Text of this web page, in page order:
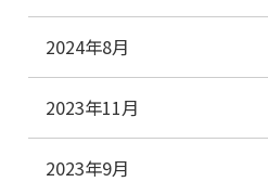
2024年8月
2023年11月
2023年9月